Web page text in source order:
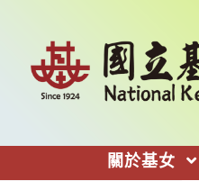
關於基女